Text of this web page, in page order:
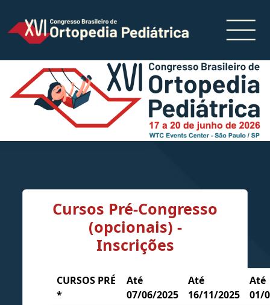
Cursos Pré-Congresso
(opcionais) -
Inscrições
CURSOS PRÉ
*
Até
07/06/2025
Até
16/11/2025
Até
01/